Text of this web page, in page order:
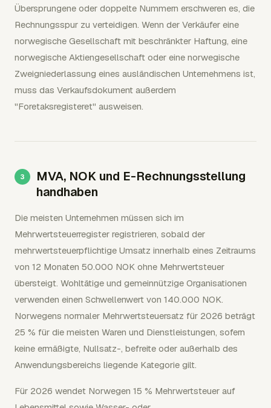
Übersprungene oder doppelte Nummern erschweren es, die
Rechnungsspur zu verteidigen. Wenn der Verkäufer eine
norwegische Gesellschaft mit beschränkter Haftung, eine
norwegische Aktiengesellschaft oder eine norwegische
Zweigniederlassung eines ausländischen Unternehmens ist,
muss das Verkaufsdokument außerdem
"Foretaksregisteret" ausweisen.
MVA, NOK und E-Rechnungsstellung
handhaben
Die meisten Unternehmen müssen sich im
Mehrwertsteuerregister registrieren, sobald der
mehrwertsteuerpflichtige Umsatz innerhalb eines Zeitraums
von 12 Monaten 50.000 NOK ohne Mehrwertsteuer
übersteigt. Wohltätige und gemeinnützige Organisationen
verwenden einen Schwellenwert von 140.000 NOK.
Norwegens normaler Mehrwertsteuersatz für 2026 beträgt
25 % für die meisten Waren und Dienstleistungen, sofern
keine ermäßigte, Nullsatz-, befreite oder außerhalb des
Anwendungsbereichs liegende Kategorie gilt.
Für 2026 wendet Norwegen 15 % Mehrwertsteuer auf